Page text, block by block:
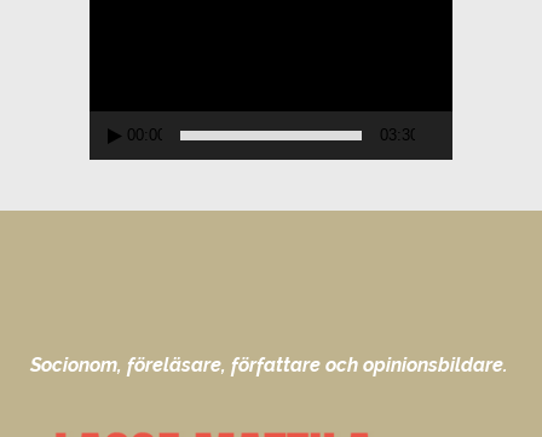
00:00 03:30
Socionom, föreläsare, författare och opinionsbildare.